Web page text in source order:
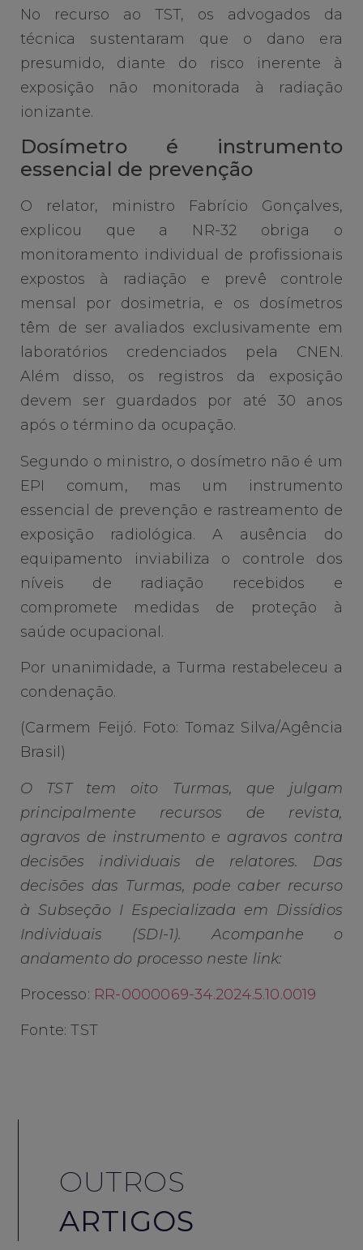
No recurso ao TST, os advogados da
técnica sustentaram que o dano era
presumido, diante do risco inerente à
exposição não monitorada à radiação
ionizante.
Dosímetro é instrumento
essencial de prevenção
O relator, ministro Fabrício Gonçalves,
explicou que a NR-32 obriga o
monitoramento individual de profissionais
expostos à radiação e prevê controle
mensal por dosimetria, e os dosímetros
têm de ser avaliados exclusivamente em
laboratórios credenciados pela CNEN.
Além disso, os registros da exposição
devem ser guardados por até 30 anos
após o término da ocupação.
Segundo o ministro, o dosímetro não é um
EPI comum, mas um instrumento
essencial de prevenção e rastreamento de
exposição radiológica. A ausência do
equipamento inviabiliza o controle dos
níveis de radiação recebidos e
compromete medidas de proteção à
saúde ocupacional.
Por unanimidade, a Turma restabeleceu a
condenação.
(Carmem Feijó. Foto: Tomaz Silva/Agência
Brasil)
O TST tem oito Turmas, que julgam
principalmente recursos de revista,
agravos de instrumento e agravos contra
decisões individuais de relatores. Das
decisões das Turmas, pode caber recurso
à Subseção I Especializada em Dissídios
Individuais (SDI-1). Acompanhe o
andamento do processo neste link:
Processo: RR-0000069-34.2024.5.10.0019
Fonte: TST
OUTROS
ARTIGOS